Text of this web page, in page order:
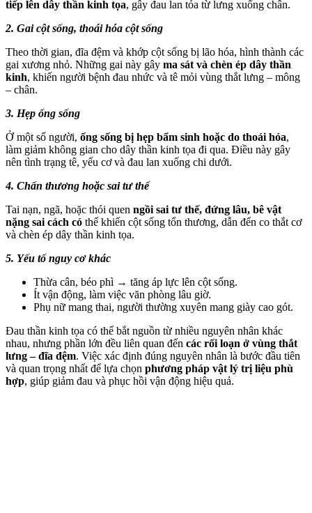
tiếp lên dây thần kinh tọa, gây đau lan tỏa từ lưng xuống chân.
2. Gai cột sống, thoái hóa cột sống
Theo thời gian, đĩa đệm và khớp cột sống bị lão hóa, hình thành các
gai xương nhỏ. Những gai này gây ma sát và chèn ép dây thần
kinh, khiến người bệnh đau nhức và tê mỏi vùng thắt lưng – mông
– chân.
3. Hẹp ống sống
Ở một số người, ống sống bị hẹp bẩm sinh hoặc do thoái hóa,
làm giảm không gian cho dây thần kinh tọa đi qua. Điều này gây
nên tình trạng tê, yếu cơ và đau lan xuống chi dưới.
4. Chấn thương hoặc sai tư thế
Tai nạn, ngã, hoặc thói quen ngồi sai tư thế, đứng lâu, bê vật
nặng sai cách có thể khiến cột sống tổn thương, dẫn đến co thắt cơ
và chèn ép dây thần kinh tọa.
5. Yếu tố nguy cơ khác
Thừa cân, béo phì → tăng áp lực lên cột sống.
Ít vận động, làm việc văn phòng lâu giờ.
Phụ nữ mang thai, người thường xuyên mang giày cao gót.
Đau thần kinh tọa có thể bắt nguồn từ nhiều nguyên nhân khác
nhau, nhưng phần lớn đều liên quan đến các rối loạn ở vùng thắt
lưng – đĩa đệm. Việc xác định đúng nguyên nhân là bước đầu tiên
và quan trọng nhất để lựa chọn phương pháp vật lý trị liệu phù
hợp, giúp giảm đau và phục hồi vận động hiệu quả.